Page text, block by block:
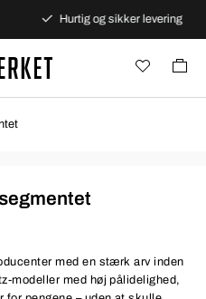
Hurtig og sikker levering
med en stærk arv inden
modeller med høj pålidelighed,